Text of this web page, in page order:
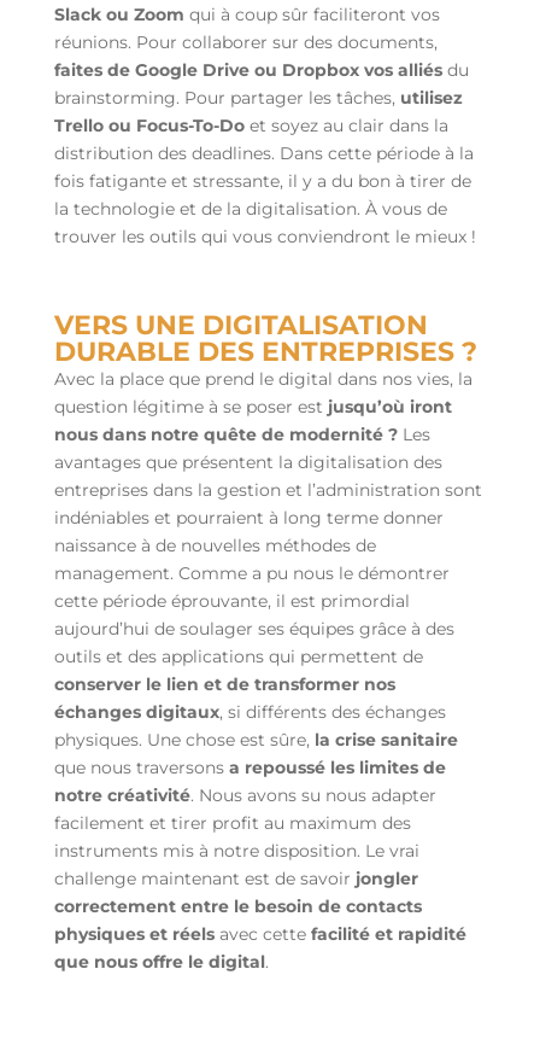
Slack ou Zoom qui à coup sûr faciliteront vos
réunions. Pour collaborer sur des documents,
faites de Google Drive ou Dropbox vos alliés du
brainstorming. Pour partager les tâches, utilisez
Trello ou Focus-To-Do et soyez au clair dans la
distribution des deadlines. Dans cette période à la
fois fatigante et stressante, il y a du bon à tirer de
la technologie et de la digitalisation. À vous de
trouver les outils qui vous conviendront le mieux !
VERS UNE DIGITALISATION
DURABLE DES ENTREPRISES ?
Avec la place que prend le digital dans nos vies, la
question légitime à se poser est jusqu’où iront
nous dans notre quête de modernité ? Les
avantages que présentent la digitalisation des
entreprises dans la gestion et l’administration sont
indéniables et pourraient à long terme donner
naissance à de nouvelles méthodes de
management. Comme a pu nous le démontrer
cette période éprouvante, il est primordial
aujourd’hui de soulager ses équipes grâce à des
outils et des applications qui permettent de
conserver le lien et de transformer nos
échanges digitaux, si différents des échanges
physiques. Une chose est sûre, la crise sanitaire
que nous traversons a repoussé les limites de
notre créativité. Nous avons su nous adapter
facilement et tirer profit au maximum des
instruments mis à notre disposition. Le vrai
challenge maintenant est de savoir jongler
correctement entre le besoin de contacts
physiques et réelsavec cette facilité et rapidité
que nous offre le digital.